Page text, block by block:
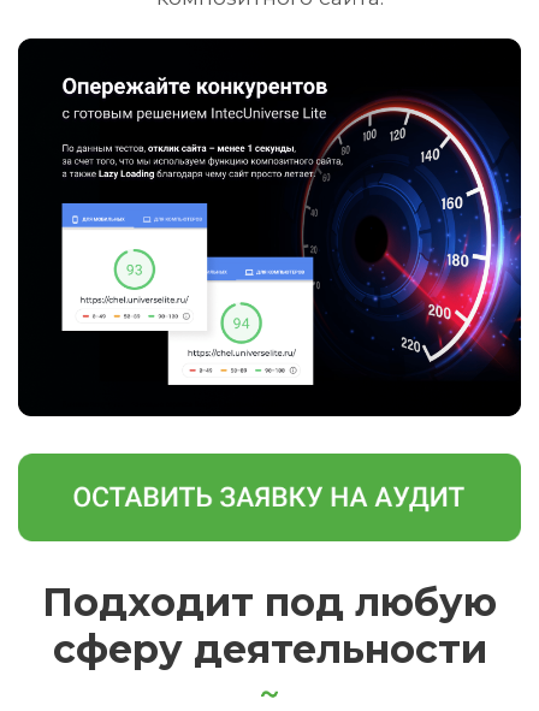
Подходит под любую
сферу деятельности